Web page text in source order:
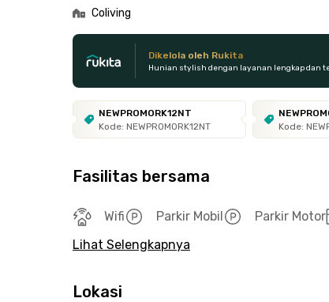
Coliving
Dikelola oleh Rukita
Hunian stylish dengan layanan lengkap dan
NEWPROMORK12NT
Kode: NEWPROMORK12NT
Kode:
Fasilitas bersama
Wifi Parkir Mobil Parkir Motor
Lihat Selengkapnya
Lokasi